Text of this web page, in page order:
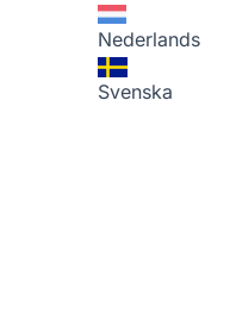
Nederlands
Svenska